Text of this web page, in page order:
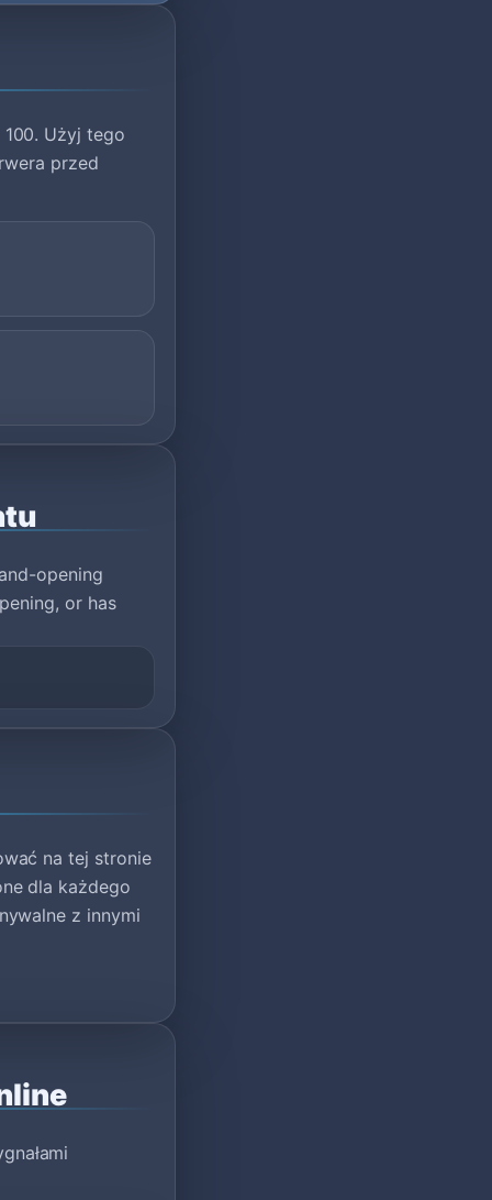
Użyj tego
przed
opening
or has
na tej stronie
dla każdego
z innymi